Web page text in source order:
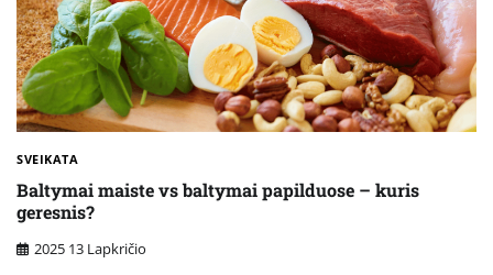
SVEIKATA
Baltymai maiste vs baltymai papilduose – kuris
geresnis?
2025 13 Lapkričio